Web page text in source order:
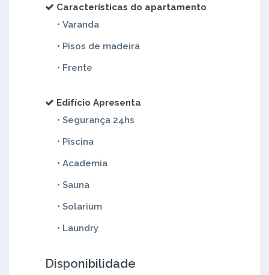
Características do apartamento
• Varanda
• Pisos de madeira
• Frente
Edifício Apresenta
• Segurança 24hs
• Piscina
• Academia
• Sauna
• Solarium
• Laundry
Disponibilidade